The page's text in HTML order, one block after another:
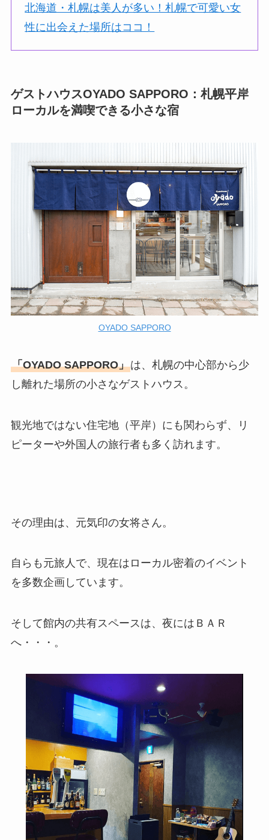
北海道・札幌は美人が多い！札幌で可愛い女
性に出会えた場所はココ！
ゲストハウスOYADO SAPPORO：札幌平岸
ローカルを満喫できる小さな宿
OYADO SAPPORO
「OYADO SAPPORO」は、札幌の中心部から少
し離れた場所の小さなゲストハウス。
観光地ではない住宅地（平岸）にも関わらず、リ
ピーターや外国人の旅行者も多く訪れます。
その理由は、元気印の女将さん。
自らも元旅人で、現在はローカル密着のイベント
を多数企画しています。
そして館内の共有スペースは、夜にはＢＡＲ
へ・・・。